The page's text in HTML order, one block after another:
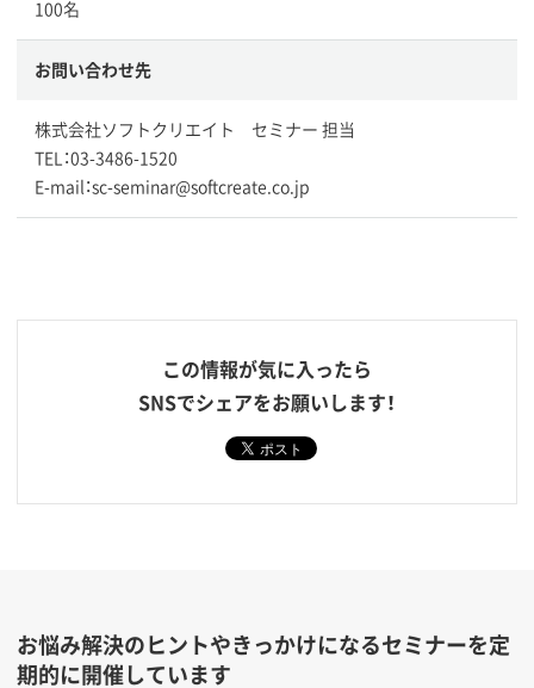
100名
お問い合わせ先
株式会社ソフトクリエイト セミナー 担当
TEL：03-3486-1520
E-mail：sc-seminar@softcreate.co.jp
この情報が気に入ったら
SNSでシェアをお願いします！
お悩み解決のヒントやきっかけになるセミナーを定
期的に開催しています